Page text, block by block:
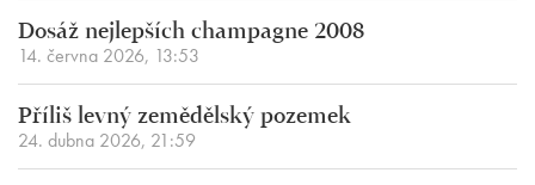
Dosáž nejlepších champagne 2008
14. června 2026, 13:53
Příliš levný zemědělský pozemek
24. dubna 2026, 21:59